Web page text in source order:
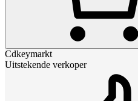
Cdkeymarkt
Uitstekende verkoper